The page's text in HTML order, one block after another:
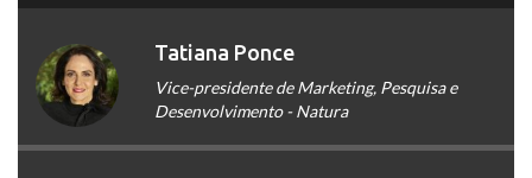
Tatiana Ponce
Vice-presidente de Marketing, Pesquisa e
Desenvolvimento - Natura